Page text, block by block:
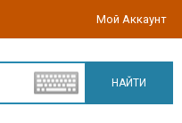
Мой Аккаунт
НАЙТИ